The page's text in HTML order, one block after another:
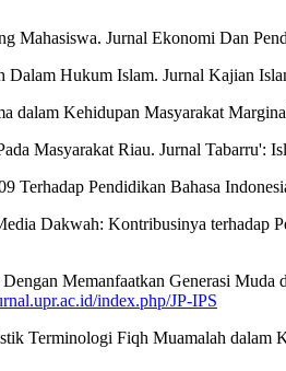
Mahasiswa. Jurnal Ekonomi Dan
Hukum Islam. Jurnal Kajian
Kehidupan Masyarakat
Masyarakat Riau. Jurnal Tabarru':
Terhadap Pendidikan Bahasa
Dakwah: Kontribusinya terhadap
Memanfaatkan Generasi
index.php/JP-IPS
Terminologi Fiqh Muamalah dalam